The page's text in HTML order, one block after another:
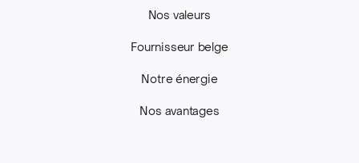
Nos valeurs
Fournisseur belge
Notre énergie
Nos avantages